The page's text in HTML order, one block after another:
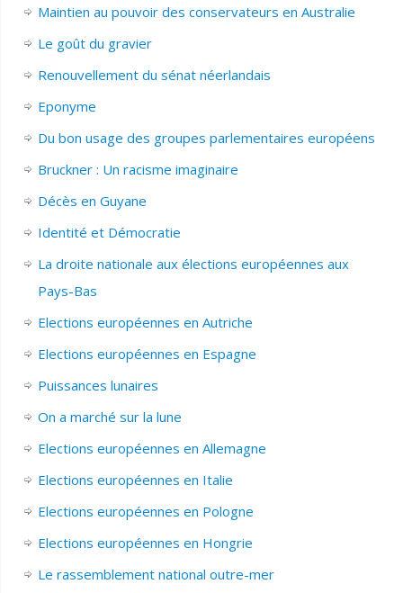
Maintien au pouvoir des conservateurs en Australie
Le goût du gravier
Renouvellement du sénat néerlandais
Eponyme
Du bon usage des groupes parlementaires européens
Bruckner : Un racisme imaginaire
Décès en Guyane
Identité et Démocratie
La droite nationale aux élections européennes aux
Pays-Bas
Elections européennes en Autriche
Elections européennes en Espagne
Puissances lunaires
On a marché sur la lune
Elections européennes en Allemagne
Elections européennes en Italie
Elections européennes en Pologne
Elections européennes en Hongrie
Le rassemblement national outre-mer